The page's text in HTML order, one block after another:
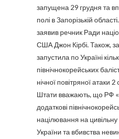
запущена 29 грудня та
полі в Запорізькій
заявив речник Ради
США Джон Кірбі. Також,
запустила по Україні
північнокорейських
нічної повітряної атаки
Штати вважають, що РФ
додаткові
націлювання на
України та вбивства